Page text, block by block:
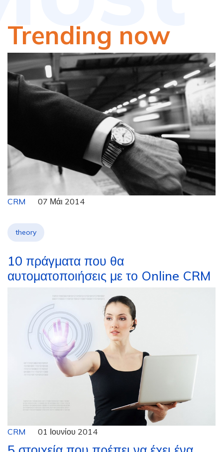
Trending now
CRM 07 Μάι 2014
theory
10 πράγματα που θα
αυτοματοποιήσεις με το Online CRM
CRM 01 Ιουνίου 2014